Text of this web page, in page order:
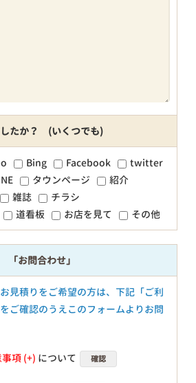
たか？ (いくつでも)
Bing Facebook
twitter
タウンページ
紹介
雑誌
チラシ
道看板 お店を見て その他
「お問合わせ」
見積りをご希望の方は、下記「ご利
ご確認のうえこのフォームよりお問
項 について 確認